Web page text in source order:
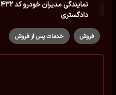
دادگستری
فروش خدمات پس از فروش